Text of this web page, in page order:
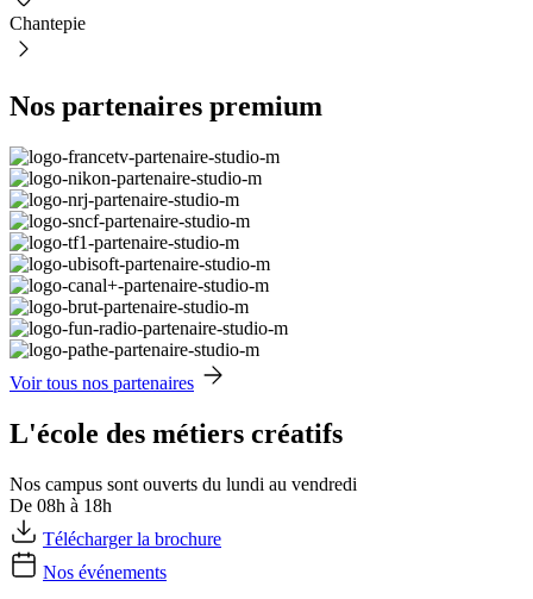
Chantepie
Nos partenaires premium
Voir tous nos partenaires
L'école des métiers créatifs
Nos campus sont ouverts du lundi au vendredi
De 08h à 18h
Télécharger la brochure
Nos événements